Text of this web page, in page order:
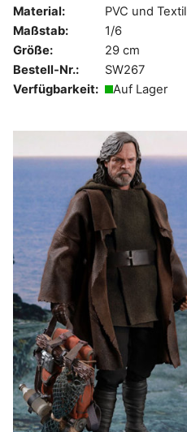
Material:
PVC und Textil
Maßstab:
1/6
Größe:
29 cm
Bestell-Nr.:
SW267
Verfügbarkeit:
Auf Lager